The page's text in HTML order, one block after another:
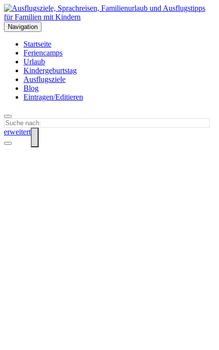
Navigation
Startseite
Feriencamps
Urlaub
Kindergeburtstag
Ausflugsziele
Blog
Eintragen/Editieren
erweitert